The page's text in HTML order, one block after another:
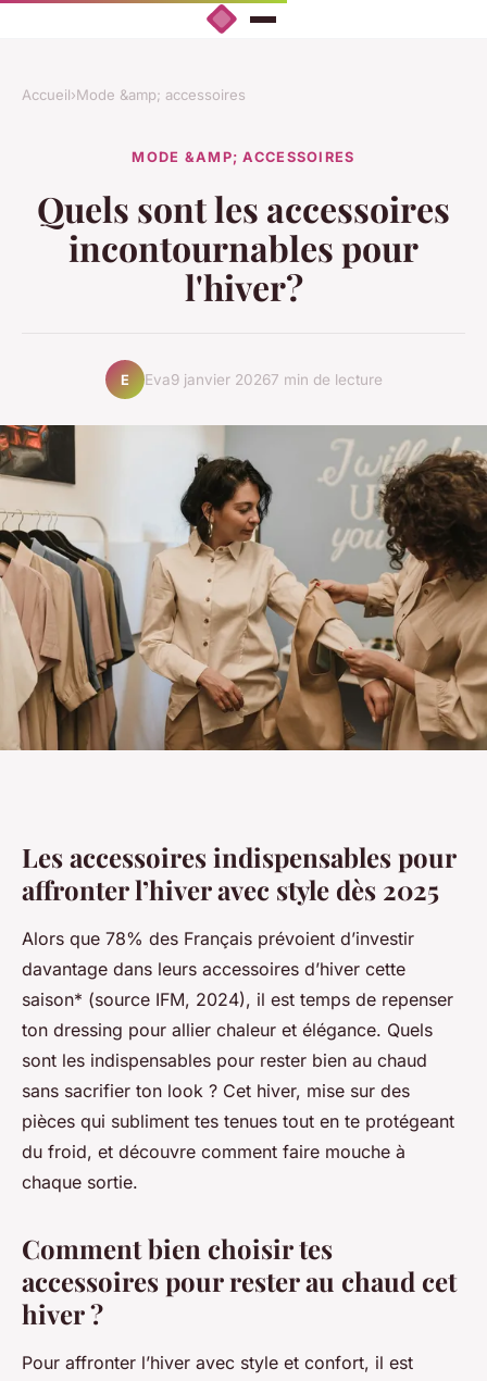
Accueil›Mode &amp; accessoires
MODE &AMP; ACCESSOIRES
Quels sont les accessoires
incontournables pour
l'hiver?
E Eva9 janvier 20267 min de lecture
Les accessoires indispensables pour
affronter l’hiver avec style dès 2025
Alors que 78% des Français prévoient d’investir
davantage dans leurs accessoires d’hiver cette
saison* (source IFM, 2024), il est temps de repenser
ton dressing pour allier chaleur et élégance. Quels
sont les indispensables pour rester bien au chaud
sans sacrifier ton look ? Cet hiver, mise sur des
pièces qui subliment tes tenues tout en te protégeant
du froid, et découvre comment faire mouche à
chaque sortie.
Comment bien choisir tes
accessoires pour rester au chaud cet
hiver ?
Pour affronter l’hiver avec style et confort, il est